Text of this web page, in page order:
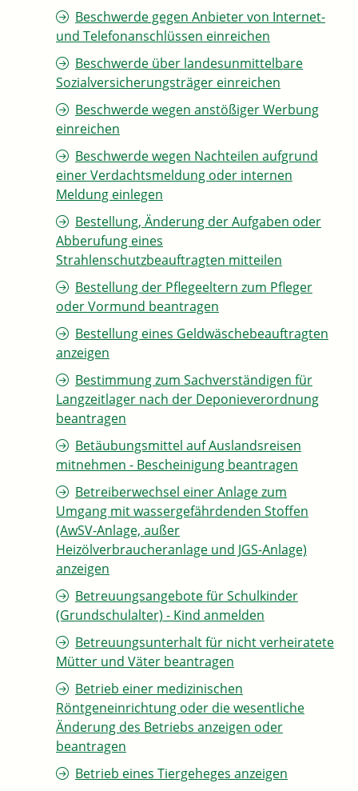
Beschwerde gegen Anbieter von Internet-
und Telefonanschlüssen einreichen
Beschwerde über landesunmittelbare
Sozialversicherungsträger einreichen
Beschwerde wegen anstößiger Werbung
einreichen
Beschwerde wegen Nachteilen aufgrund
einer Verdachtsmeldung oder internen
Meldung einlegen
Bestellung, Änderung der Aufgaben oder
Abberufung eines
Strahlenschutzbeauftragten mitteilen
Bestellung der Pflegeeltern zum Pfleger
oder Vormund beantragen
Bestellung eines Geldwäschebeauftragten
anzeigen
Bestimmung zum Sachverständigen für
Langzeitlager nach der Deponieverordnung
beantragen
Betäubungsmittel auf Auslandsreisen
mitnehmen - Bescheinigung beantragen
Betreiberwechsel einer Anlage zum
Umgang mit wassergefährdenden Stoffen
(AwSV-Anlage, außer
Heizölverbraucheranlage und JGS-Anlage)
anzeigen
Betreuungsangebote für Schulkinder
(Grundschulalter) - Kind anmelden
Betreuungsunterhalt für nicht verheiratete
Mütter und Väter beantragen
Betrieb einer medizinischen
Röntgeneinrichtung oder die wesentliche
Änderung des Betriebs anzeigen oder
beantragen
Betrieb eines Tiergeheges anzeigen